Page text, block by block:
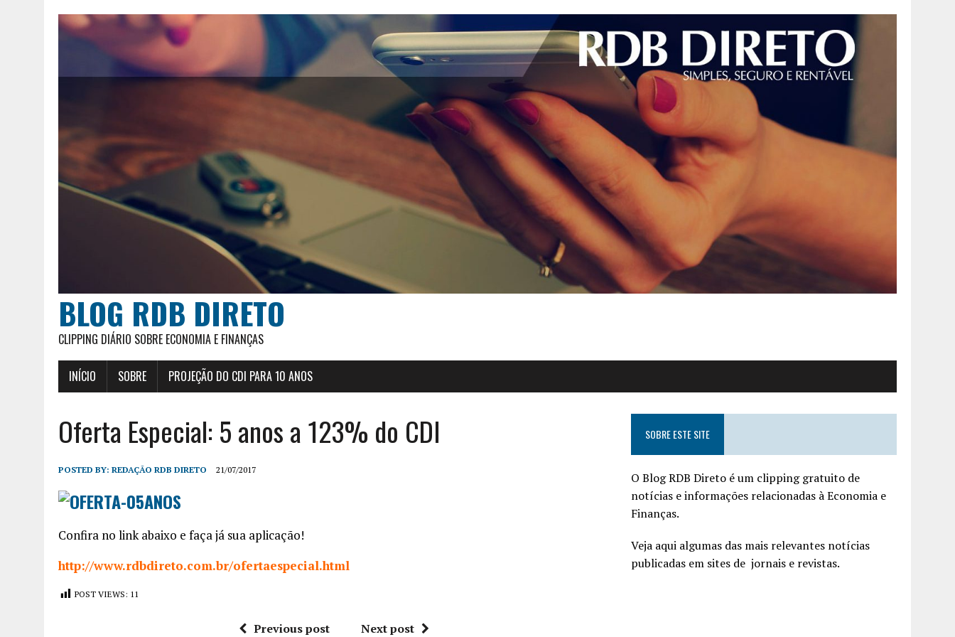
BLOG RDB DIRETO
CLIPPING DIÁRIO SOBRE ECONOMIA E FINANÇAS
INÍCIO SOBRE PROJEÇÃO DO CDI PARA 10 ANOS
Oferta Especial: 5 anos a 123% do CDI
POSTED BY: REDAÇÃO RDB DIRETO 21/07/2017
Confira no link abaixo e faça já sua aplicação!
http://www.rdbdireto.com.br/ofertaespecial.html
POST VIEWS: 11
Previous post Next post
SOBRE ESTE SITE
O Blog RDB Direto é um clipping gratuito de
notícias e informações relacionadas à Economia e
Finanças.
Veja aqui algumas das mais relevantes notícias
publicadas em sites de jornais e revistas.